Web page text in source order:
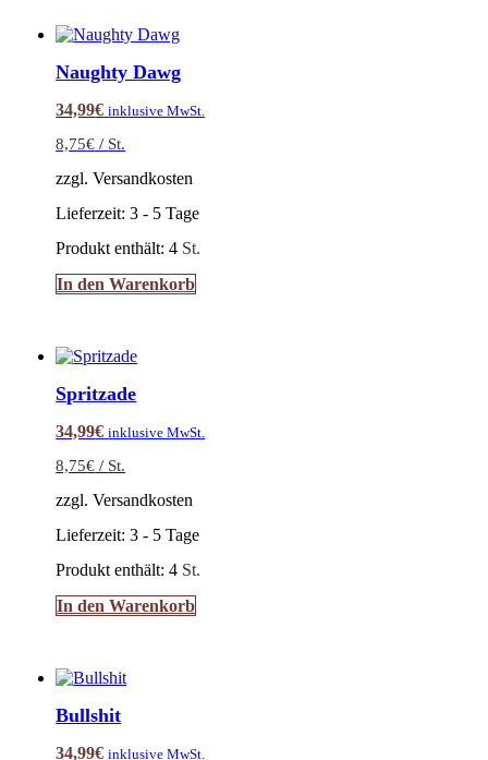
Naughty Dawg
34,99€ inklusive MwSt.
8,75€ / St.
zzgl. Versandkosten
Lieferzeit:3 - 5 Tage
Produkt enthält: 4 St.
In den Warenkorb
Spritzade
34,99€ inklusive MwSt.
8,75€ / St.
zzgl. Versandkosten
Lieferzeit:3 - 5 Tage
Produkt enthält: 4 St.
In den Warenkorb
Bullshit
34,99€ inklusive MwSt.